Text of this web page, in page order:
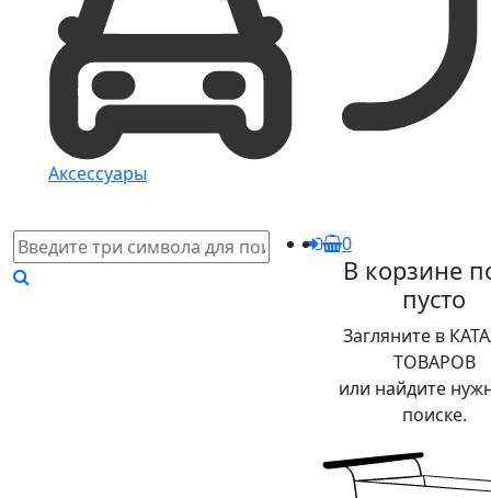
Аксессуары
0
В корзине
пусто
Загляните в
ТОВАРОВ
или найдите
поиске.